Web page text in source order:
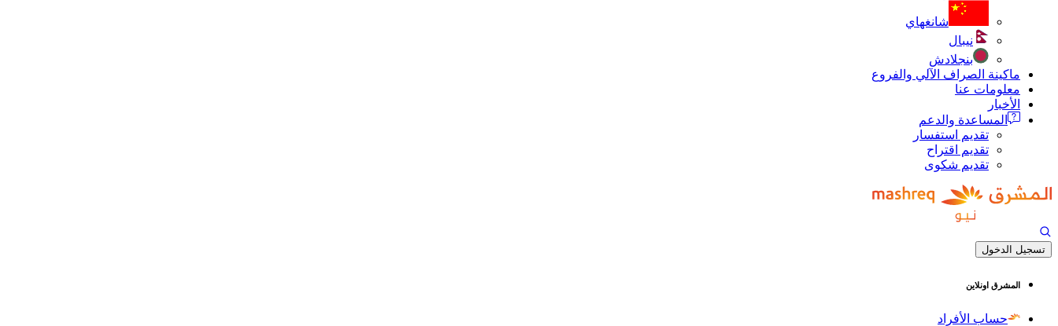
شانغهاي
نيبال
بنجلادش
ماكينة الصراف الآلي والفروع
معلومات عنا
الأخبار
المساعدة والدعم
تقديم استفسار
تقديم اقتراح
تقديم شكوى
تسجيل الدخول
المشرق اونلاين
حساب الأفراد